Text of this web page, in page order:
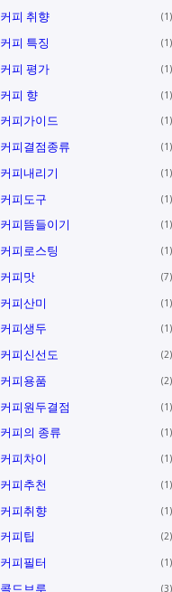
커피 취향 1
커피 특징 1
커피 평가 1
커피 향 1
커피가이드 1
커피결점종류 1
커피내리기 1
커피도구 1
커피뜸들이기 1
커피로스팅 1
커피맛 7
커피산미 1
커피생두 1
커피신선도 2
커피용품 2
커피원두결점 1
커피의 종류 1
커피차이 1
커피추천 1
커피취향 1
커피팁 2
커피필터 1
콜드브루 3